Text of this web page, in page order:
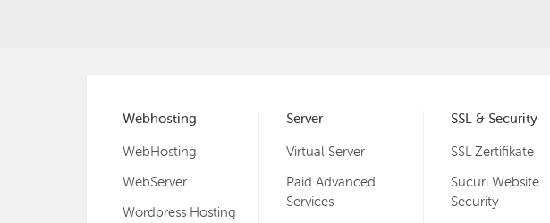
Webhosting
WebHosting
WebServer
Wordpress Hosting
Server
Virtual Server
Paid Advanced
Services
SSL & Security
SSL Zertifikate
Sucuri Website
Security